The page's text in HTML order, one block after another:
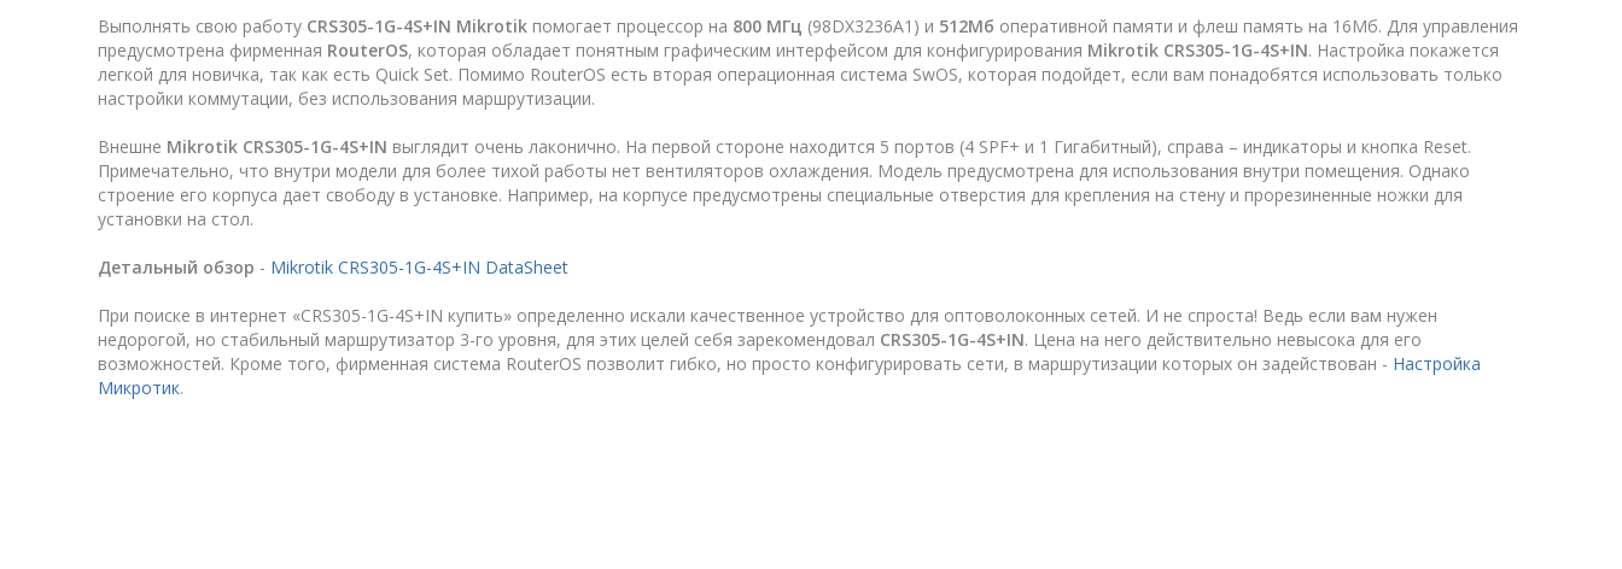
Выполнять свою работу CRS305-1G-4S+IN Mikrotik помогает процессор на 800 МГц (98DX3236A1) и 512Мб оперативной памяти и флеш память на 16Мб. Для управления
предусмотрена фирменная RouterOS, которая обладает понятным графическим интерфейсом для конфигурирования Mikrotik CRS305-1G-4S+IN. Настройка покажется
легкой для новичка, так как есть Quick Set. Помимо RouterOS есть вторая операционная система SwOS, которая подойдет, если вам понадобятся использовать только
настройки коммутации, без использования маршрутизации.
Внешне Mikrotik CRS305-1G-4S+IN выглядит очень лаконично. На первой стороне находится 5 портов (4 SPF+ и 1 Гигабитный), справа – индикаторы и кнопка Reset.
Примечательно, что внутри модели для более тихой работы нет вентиляторов охлаждения. Модель предусмотрена для использования внутри помещения. Однако
строение его корпуса дает свободу в установке. Например, на корпусе предусмотрены специальные отверстия для крепления на стену и прорезиненные ножки для
установки на стол.
Детальный обзор - Mikrotik CRS305-1G-4S+IN DataSheet
При поиске в интернет «CRS305-1G-4S+IN купить» определенно искали качественное устройство для оптоволоконных сетей. И не спроста! Ведь если вам нужен
недорогой, но стабильный маршрутизатор 3-го уровня, для этих целей себя зарекомендовал CRS305-1G-4S+IN. Цена на него действительно невысока для его
возможностей. Кроме того, фирменная система RouterOS позволит гибко, но просто конфигурировать сети, в маршрутизации которых он задействован - Настройка
Микротик.